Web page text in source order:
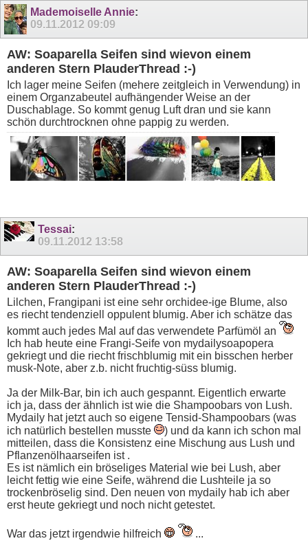
Mademoiselle Annie:
09.11.2012 09:09
AW: Soaparella Seifen sind wievon einem
anderen Stern PlauderThread :-)
Ich lager meine Seifen (mehere zeitgleich in Verwendung) in
einem Organzabeutel aufhängender Weise an der
Duschablage. So kommt genug Luft dran und sie kann
schön durchtrocknen ohne pappig zu werden.
Tessai:
09.11.2012 13:58
AW: Soaparella Seifen sind wievon einem
anderen Stern PlauderThread :-)
Lilchen, Frangipani ist eine sehr orchidee-ige Blume, also
es riecht tendenziell oppulent blumig. Aber ich schätze das
kommt auch jedes Mal auf das verwendete Parfümöl an
Ich hab heute eine Frangi-Seife von mydailysoapopera
gekriegt und die riecht frischblumig mit ein bisschen herber
musk-Note, aber z.b. nicht fruchtig-süss blumig.
Ja der Milk-Bar, bin ich auch gespannt. Eigentlich erwarte
ich ja, dass der ähnlich ist wie die Shampoobars von Lush.
Mydaily hat jetzt auch so eigene Tensid-Shampoobars (was
ich natürlich bestellen musste
) und da kann ich schon mal
mitteilen, dass die Konsistenz eine Mischung aus Lush und
Pflanzenölhaarseifen ist .
Es ist nämlich ein bröseliges Material wie bei Lush, aber
leicht fettig wie eine Seife, während die Lushteile ja so
trockenbröselig sind. Den neuen von mydaily hab ich aber
erst heute gekriegt und noch nicht getestet.
War das jetzt irgendwie hilfreich ...